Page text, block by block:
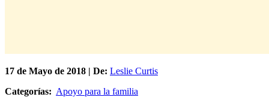
17 de Mayo de 2018 | De: Leslie Curtis
Categorías: Apoyo para la familia